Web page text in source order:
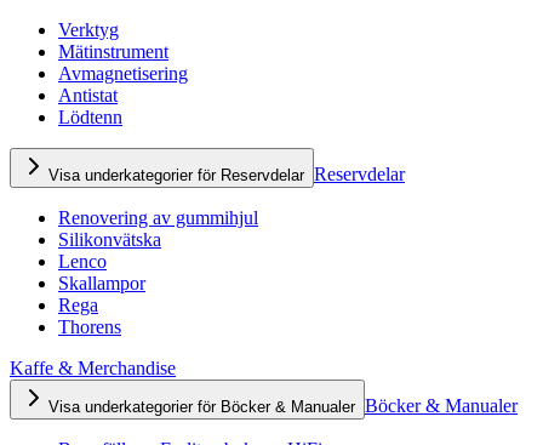
Verktyg
Mätinstrument
Avmagnetisering
Antistat
Lödtenn
Visa underkategorier för Reservdelar Reservdelar
Renovering av gummihjul
Silikonvätska
Lenco
Skallampor
Rega
Thorens
Kaffe & Merchandise
Visa underkategorier för Böcker & Manualer Böcker & Manualer